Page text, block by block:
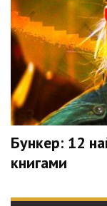
Бункер: 12
книгами